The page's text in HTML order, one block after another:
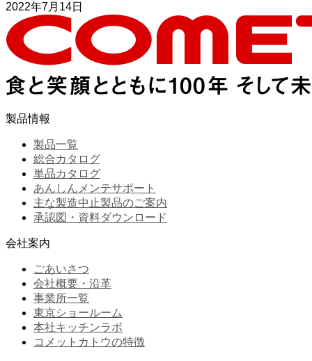
2022年7月14日
製品情報
製品一覧
総合カタログ
単品カタログ
あんしんメンテサポート
主な製造中止製品のご案内
承認図・資料ダウンロード
会社案内
ごあいさつ
会社概要・沿革
事業所一覧
東京ショールーム
本社キッチンラボ
コメットカトウの特徴